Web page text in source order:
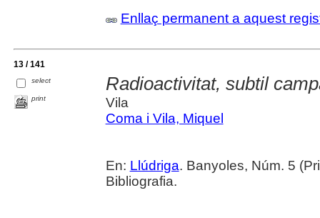
Enllaç permanent a aquest
13 / 141
select
print
Radioactivitat, subtil
Vila
Coma i Vila, Miquel
En: Llúdriga. Banyoles, Núm. 5
Bibliografia.